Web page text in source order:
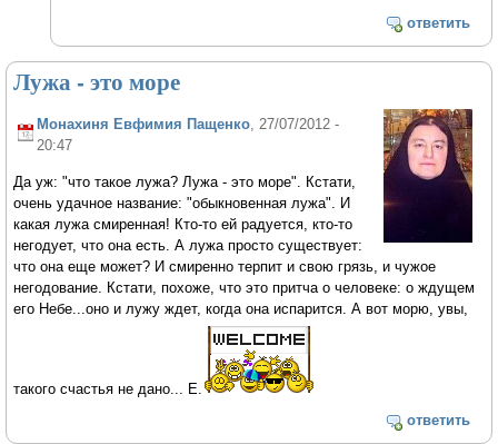
ответить
Лужа - это море
Монахиня Евфимия Пащенко , 27/07/2012 -
20:47
Да уж: "что такое лужа? Лужа - это море". Кстати,
очень удачное название: "обыкновенная лужа". И
какая лужа смиренная! Кто-то ей радуется, кто-то
негодует, что она есть. А лужа просто существует:
что она еще может? И смиренно терпит и свою грязь, и чужое
негодование. Кстати, похоже, что это притча о человеке: о ждущем
его Небе...оно и лужу ждет, когда она испарится. А вот морю, увы,
такого счастья не дано... Е.
ответить